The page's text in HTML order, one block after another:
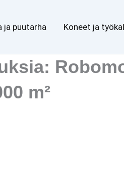
ja puutarha Koneet ja
m²